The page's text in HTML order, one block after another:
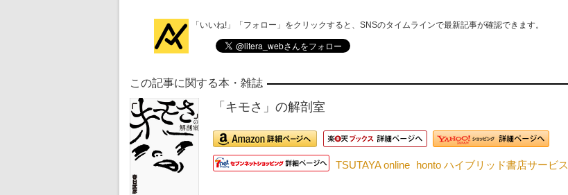
「いいね!」「フォロー」をクリックすると、SNSのタイムラインで最新記事が確認できます。
この記事に関する本・雑誌
「キモさ」の解剖室
TSUTAYA online honto ハイブリッド書店サービス